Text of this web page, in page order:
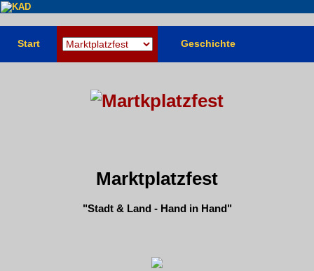
Start Geschichte
Marktplatzfest
"Stadt & Land - Hand in Hand"